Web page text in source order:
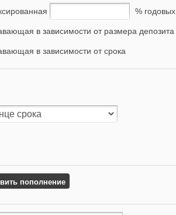
% годовых
в зависимости от размера депозита
в зависимости от срока
пополнение